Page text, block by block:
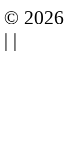
© 2026
| |